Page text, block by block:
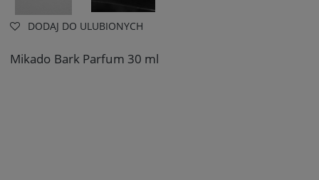
DODAJ DO ULUBIONYCH
Mikado Bark Parfum 30 ml